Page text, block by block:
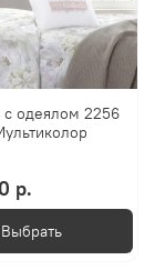
с одеялом 2256
р.
Выбрать